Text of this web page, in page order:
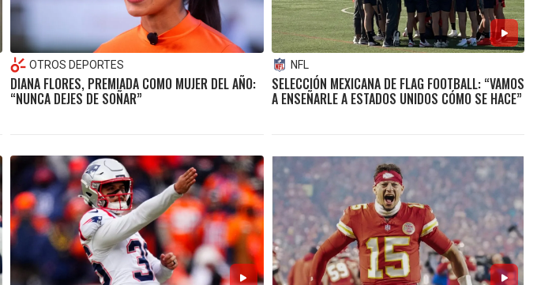
OTROS DEPORTES
DIANA FLORES, PREMIADA COMO MUJER DEL AÑO:
“NUNCA DEJES DE SOÑAR”
NFL
SELECCIÓN MEXICANA DE FLAG FOOTBALL: “VAMOS
A ENSEÑARLE A ESTADOS UNIDOS CÓMO SE HACE”